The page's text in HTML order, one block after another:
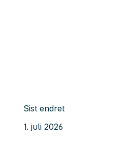
Sist endret
1. juli 2026